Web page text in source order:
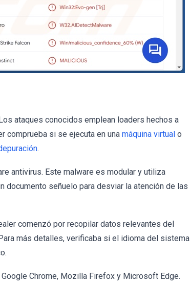
ataques conocidos emplean loaders hechos a
comprueba si se ejecuta en una máquina virtual o
.
antivirus. Este malware es modular y utiliza
documento señuelo para desviar la atención de las
comenzó por recopilar datos relevantes del
más detalles, verificaba si el idioma del sistema
Chrome, Mozilla Firefox y Microsoft Edge.